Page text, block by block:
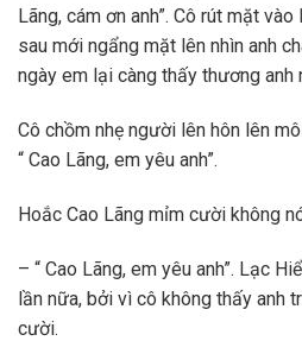
Lãng, cám ơn anh”. Cô rút mặt
sau mới ngẩng mặt lên nhìn anh
ngày em lại càng thấy thương anh
Cô chồm nhẹ người lên hôn lên
“ Cao Lãng, em yêu anh”.
Hoắc Cao Lãng mỉm cười không
– “ Cao Lãng, em yêu anh”. Lạc
lần nữa, bởi vì cô không thấy anh
cười.